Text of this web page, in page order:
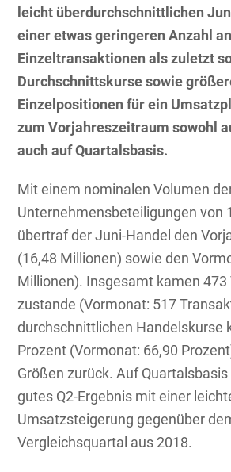
leicht überdurchschnittlichen
einer etwas geringeren Anzahl an
Einzeltransaktionen als zuletzt
Durchschnittskurse sowie
Einzelpositionen für ein
zum Vorjahreszeitraum sowohl
auch auf Quartalsbasis.
Mit einem nominalen Volumen
Unternehmensbeteiligungen von
übertraf der Juni-Handel den
(16,48 Millionen) sowie den
Millionen). Insgesamt kamen 473
zustande (Vormonat: 517
durchschnittlichen Handelskurse
Prozent (Vormonat: 66,90
Größen zurück. Auf
gutes Q2-Ergebnis mit einer
Umsatzsteigerung gegenüber
Vergleichsquartal aus 2018.